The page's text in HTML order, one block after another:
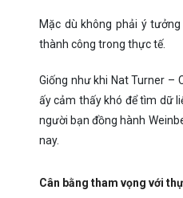
Mặc dù không phải ý
thành công trong thực tế.
Giống như khi Nat Turner –
ấy cảm thấy khó để tìm dữ
người bạn đồng hành
nay.
Cân bằng tham vọng với